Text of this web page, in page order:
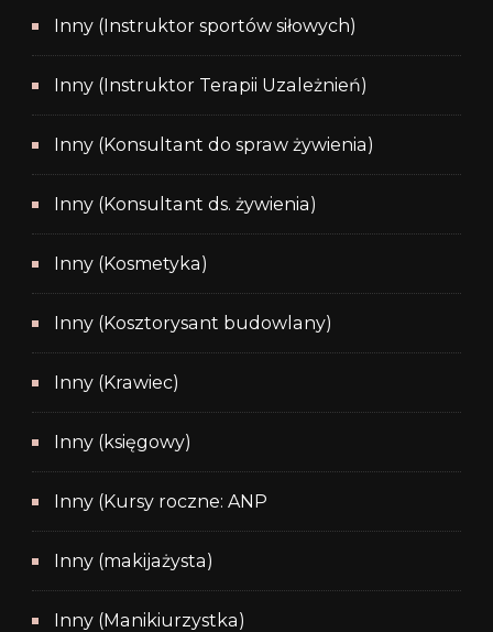
Inny (Instruktor sportów siłowych)
Inny (Instruktor Terapii Uzależnień)
Inny (Konsultant do spraw żywienia)
Inny (Konsultant ds. żywienia)
Inny (Kosmetyka)
Inny (Kosztorysant budowlany)
Inny (Krawiec)
Inny (księgowy)
Inny (Kursy roczne: ANP
Inny (makijażysta)
Inny (Manikiurzystka)